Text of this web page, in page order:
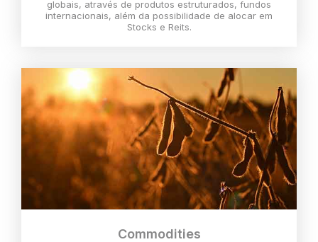
globais, através de produtos estruturados, fundos
internacionais, além da possibilidade de alocar em
Stocks e Reits.
Commodities